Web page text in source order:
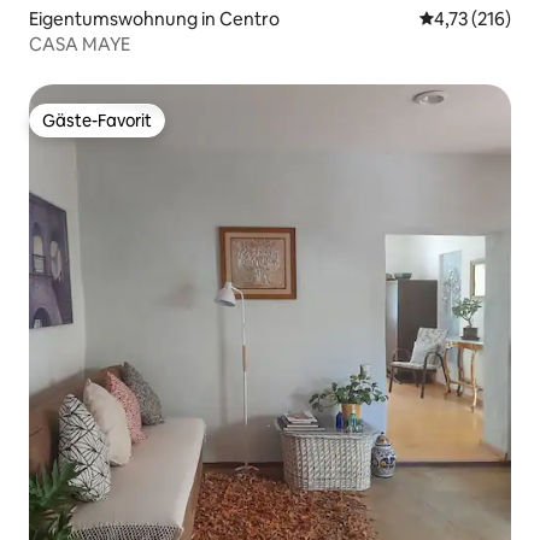
Eigentumswohnung in Centro
4,73 (216)
CASA MAYE
Gäste-Favorit
Gäste-Favorit